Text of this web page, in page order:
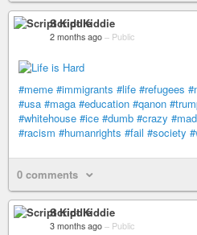
Script Kiddie
2 months ago – Public
#meme #immigrants #life #refugees
#usa #maga #education #qanon
#whitehouse #ice #dumb #crazy #mad
#racism #humanrights #fail #society
0 comments
Script Kiddie
3 months ago – Public